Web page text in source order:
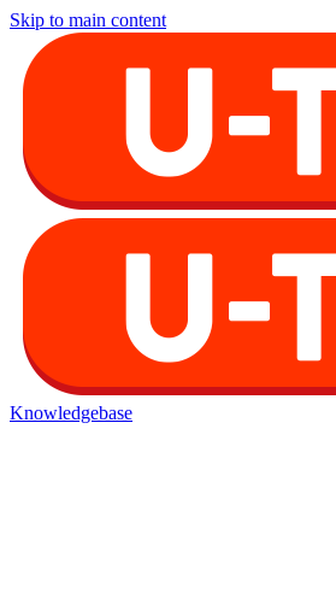
Skip to main content
Knowledgebase